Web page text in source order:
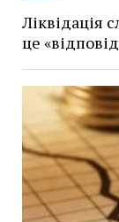
Ліквідація
це